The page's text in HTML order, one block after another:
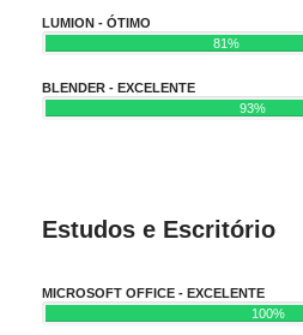
LUMION - ÓTIMO
81%
BLENDER - EXCELENTE
93%
Estudos e Escritório
MICROSOFT OFFICE - EXCELENTE
100%